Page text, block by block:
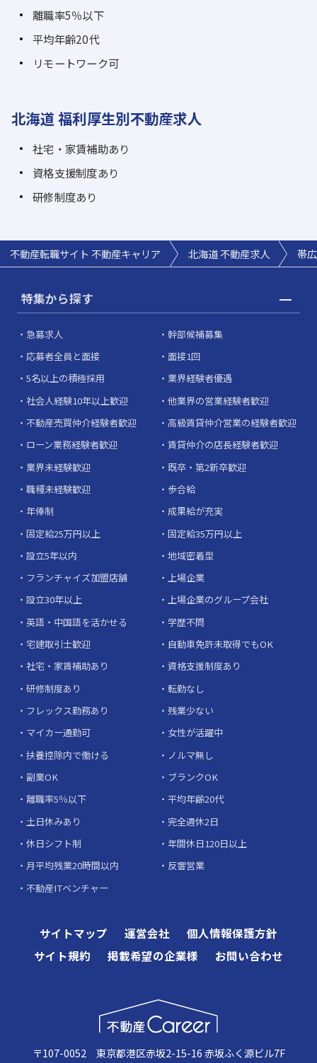
離職率5％以下
平均年齢20代
リモートワーク可
北海道 福利厚生別不動産求人
社宅・家賃補助あり
資格支援制度あり
研修制度あり
不動産転職サイト 不動産キャリア 北海道 不動産求人 帯
特集から探す
急募求人
幹部候補募集
応募者全員と面接
面接1回
5名以上の積極採用
業界経験者優遇
社会人経験10年以上歓迎
他業界の営業経験者歓迎
不動産売買仲介経験者歓迎
高級賃貸仲介営業の経験者歓迎
ローン業務経験者歓迎
賃貸仲介の店長経験者歓迎
業界未経験歓迎
既卒・第2新卒歓迎
職種未経験歓迎
歩合給
年俸制
成果給が充実
固定給25万円以上
固定給35万円以上
設立5年以内
地域密着型
フランチャイズ加盟店舗
上場企業
設立30年以上
上場企業のグループ会社
英語・中国語を活かせる
学歴不問
宅建取引士歓迎
自動車免許未取得でもOK
社宅・家賃補助あり
資格支援制度あり
研修制度あり
転勤なし
フレックス勤務あり
残業少ない
マイカー通勤可
女性が活躍中
扶養控除内で働ける
ノルマ無し
副業OK
ブランクOK
離職率5％以下
平均年齢20代
土日休みあり
完全週休2日
休日シフト制
年間休日120日以上
月平均残業20時間以内
反響営業
不動産ITベンチャー
サイトマップ 運営会社
個人情報保護方針
サイト規約
掲載希望の企業様 お問い合わせ
〒107-0052 東京都港区赤坂2-15-16 赤坂ふく源ビル7F